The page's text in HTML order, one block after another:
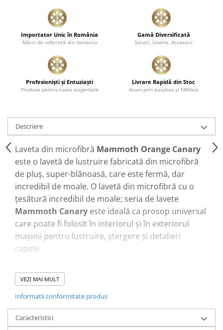
Importator Unic în România
Mărci de referinţă din domeniu
Gamă Diversificată
Soluţii, Unelte, Accesorii
Profesionişti şi Entuziaşti
Produse pentru toate exigenţele
Livrare Rapidă din Stoc
Acum prin easybox şi FANbox
Descriere
Laveta din microfibră Mammoth Orange Canary
este o lavetă de lustruire fabricată din microfibră
de pluș, super-blănoasă, care este fermă, dar
incredibil de moale. O lavetă din microfibră cu o
țesătură incredibil de moale; seria de lavete
Mammoth Canary este ideală ca prosop universal
care poate fi folosit în interiorul și în exteriorul
mașinii pentru lustruire, ștergere și detalieri
rapide.
Lavetele din microfibră Mammoth sunt reutilizabile
și se pot spăla la mașină. Nu există etichete cusute
pe lavete pentru a asigura că nu vor zgâria
suprafețele.
Acest produs se poate spăla în mașina de spălat
VEZI MAI MULT
Informatii conformitate produs
Caracteristici